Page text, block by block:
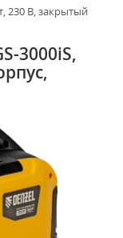
230 В, закрытый
3000iS,